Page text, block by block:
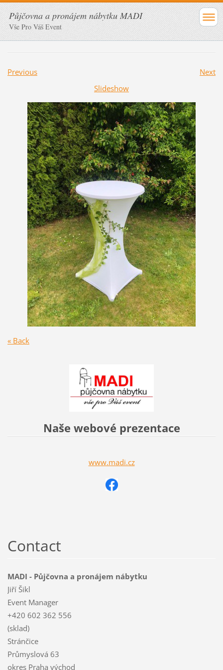
Půjčovna a pronájem nábytku MADI
Vše Pro Váš Event
Previous
Next
Slideshow
« Back
Naše webové prezentace
www.madi.cz
Contact
MADI - Půjčovna a pronájem nábytku
Jiří Šikl
Event Manager
+420 602 362 556
(sklad)
Stránčice
Průmyslová 63
okres Praha východ